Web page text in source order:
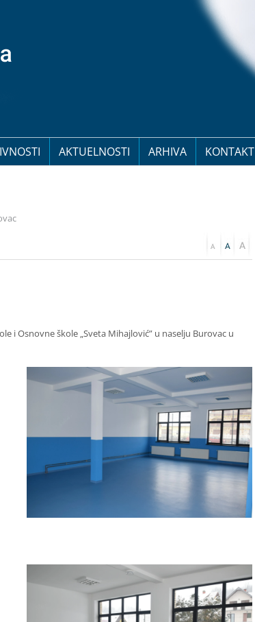
AKTUELNOSTI ARHIVA KONTAKT
i Osnovne škole „Sveta Mihajlović” u naselju Burovac u